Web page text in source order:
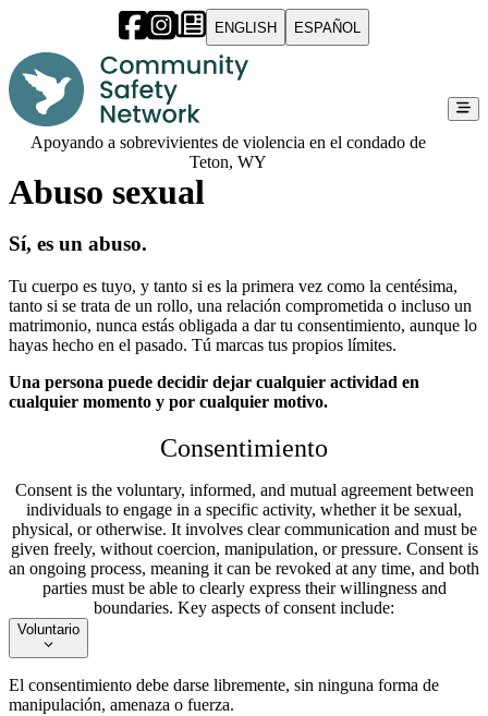
ENGLISH ESPAÑOL
Apoyando a sobrevivientes de violencia en el condado de
Teton, WY
Abuso sexual
Sí, es un abuso.
Tu cuerpo es tuyo, y tanto si es la primera vez como la centésima,
tanto si se trata de un rollo, una relación comprometida o incluso un
matrimonio, nunca estás obligada a dar tu consentimiento, aunque lo
hayas hecho en el pasado. Tú marcas tus propios límites.
Una persona puede decidir dejar cualquier actividad en
cualquier momento y por cualquier motivo.
Consentimiento
Consent is the voluntary, informed, and mutual agreement between
individuals to engage in a specific activity, whether it be sexual,
physical, or otherwise. It involves clear communication and must be
given freely, without coercion, manipulation, or pressure. Consent is
an ongoing process, meaning it can be revoked at any time, and both
parties must be able to clearly express their willingness and
boundaries. Key aspects of consent include:
Voluntario
El consentimiento debe darse libremente, sin ninguna forma de
manipulación, amenaza o fuerza.